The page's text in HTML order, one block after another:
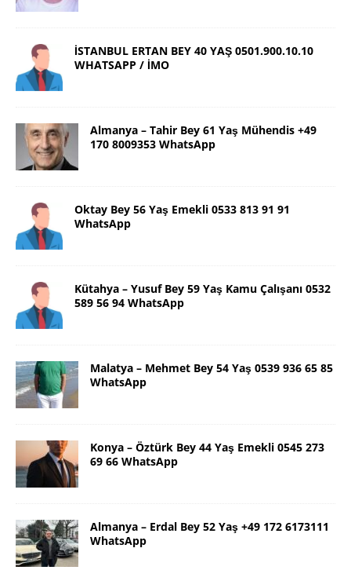
İSTANBUL ERTAN BEY 40 YAŞ 0501.900.10.10
WHATSAPP / İMO
Almanya – Tahir Bey 61 Yaş Mühendis +49
170 8009353 WhatsApp
Oktay Bey 56 Yaş Emekli 0533 813 91 91
WhatsApp
Kütahya – Yusuf Bey 59 Yaş Kamu Çalışanı 0532
589 56 94 WhatsApp
Malatya – Mehmet Bey 54 Yaş 0539 936 65 85
WhatsApp
Konya – Öztürk Bey 44 Yaş Emekli 0545 273
69 66 WhatsApp
Almanya – Erdal Bey 52 Yaş +49 172 6173111
WhatsApp